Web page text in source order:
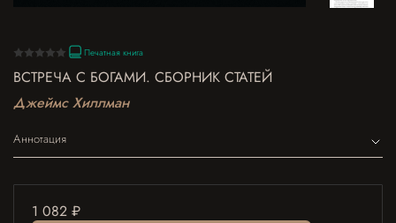
Печатная книга
ВСТРЕЧА С БОГАМИ. СБОРНИК СТАТЕЙ
Джеймс Хиллман
Аннотация
1 082 ₽